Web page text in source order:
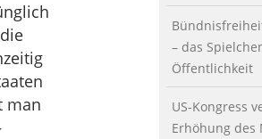
man
– das
Öffentlichkeit
US-Kongress
Erhöhung